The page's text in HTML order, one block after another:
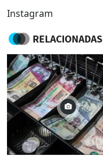
Instagram
RELACIONADAS